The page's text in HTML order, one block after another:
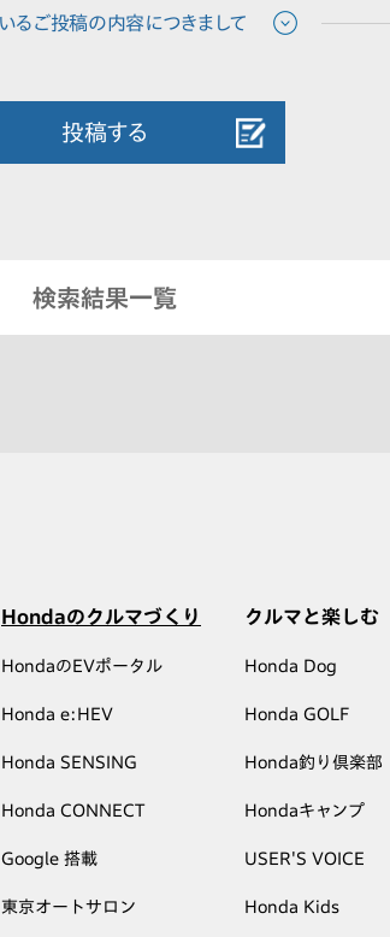
投稿する
検索結果一覧
Hondaのクルマづくり
HondaのEVポータル
Honda e:HEV
Honda SENSING
Honda CONNECT
Google 搭載
東京オートサロン
クルマと楽しむ
Honda Dog
Honda GOLF
Honda釣り倶楽部
Hondaキャンプ
USER'S VOICE
Honda Kids